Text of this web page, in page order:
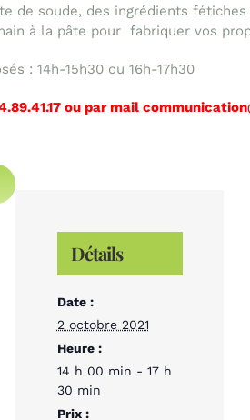
de soude, des ingrédients
à la pâte pour fabriquer vos
: 14h-15h30 ou 16h-17h30
ou par mail
Détails
Date :
2 octobre 2021
Heure :
14 h 00 min - 17 h
30 min
Prix :